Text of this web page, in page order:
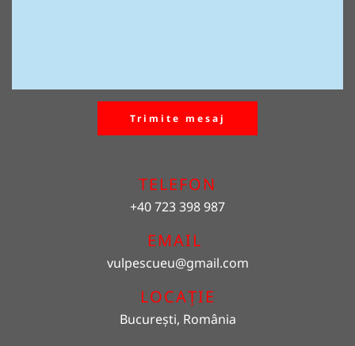
Trimite mesaj
TELEFON
+40 723 398 987
EMAIL
vulpescueu@gmail.com
LOCAȚIE
București, România